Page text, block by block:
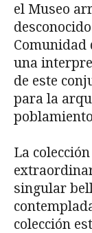
el Museo
una
de este
para la
La
singular
colección